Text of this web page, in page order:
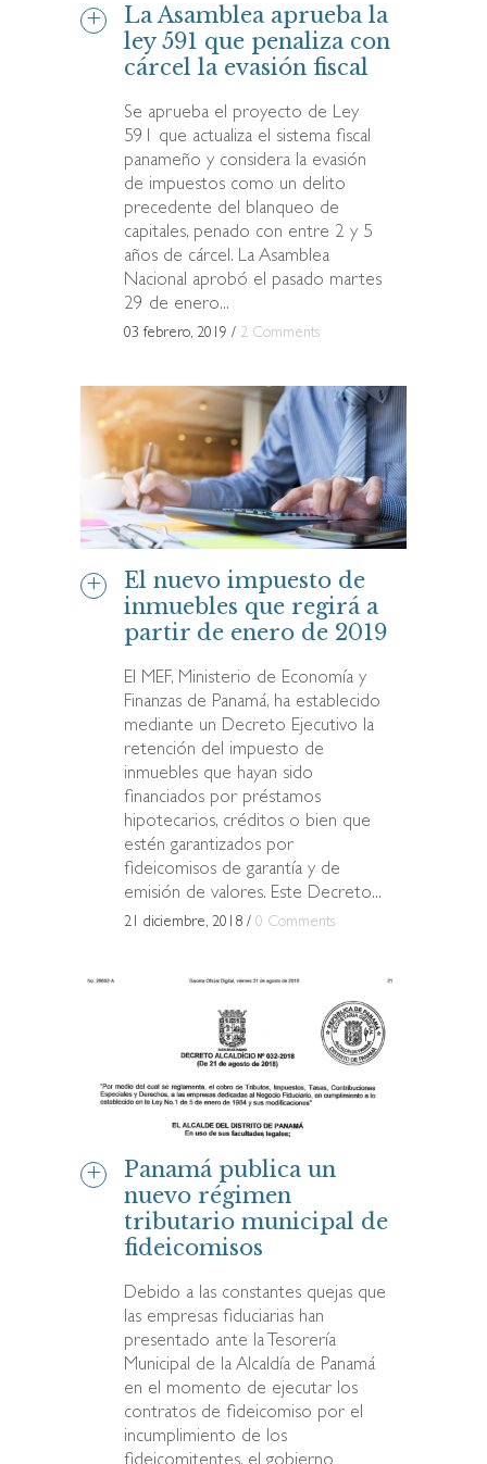
La Asamblea aprueba la
ley 591 que penaliza con
cárcel la evasión fiscal
Se aprueba el proyecto de Ley
591 que actualiza el sistema fiscal
panameño y considera la evasión
de impuestos como un delito
precedente del blanqueo de
capitales, penado con entre 2 y 5
años de cárcel. La Asamblea
Nacional aprobó el pasado martes
29 de enero...
03 febrero, 2019 / 2 Comments
El nuevo impuesto de
inmuebles que regirá a
partir de enero de 2019
El MEF, Ministerio de Economía y
Finanzas de Panamá, ha establecido
mediante un Decreto Ejecutivo la
retención del impuesto de
inmuebles que hayan sido
financiados por préstamos
hipotecarios, créditos o bien que
estén garantizados por
fideicomisos de garantía y de
emisión de valores. Este Decreto...
21 diciembre, 2018 / 0 Comments
Panamá publica un
nuevo régimen
tributario municipal de
fideicomisos
Debido a las constantes quejas que
las empresas fiduciarias han
presentado ante la Tesorería
Municipal de la Alcaldía de Panamá
en el momento de ejecutar los
contratos de fideicomiso por el
incumplimiento de los